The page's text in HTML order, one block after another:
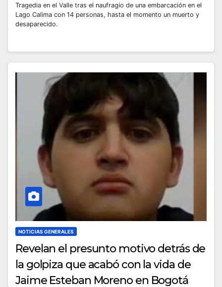
Tragedia en el Valle tras el naufragio de una embarcación en el
Lago Calima con 14 personas, hasta el momento un muerto y
desaparecido.
NOTICIAS GENERALES
Revelan el presunto motivo detrás de
la golpiza que acabó con la vida de
Jaime Esteban Moreno en Bogotá